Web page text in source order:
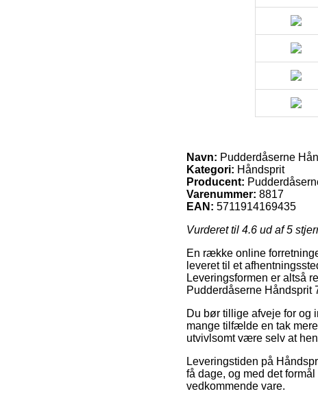
Navn: Pudderdåserne
Kategori: Håndsprit
Producent:
Varenummer: 8817
EAN: 5711914169435
Vurderet til 4.6 ud af 5
En række online
leveret til et
Leveringsformen er altså
Pudderdåserne Håndsprit
Du bør tillige afveje for og
mange tilfælde en tak
utvivlsomt være selv at
Leveringstiden på
få dage, og med det
vedkommende vare.